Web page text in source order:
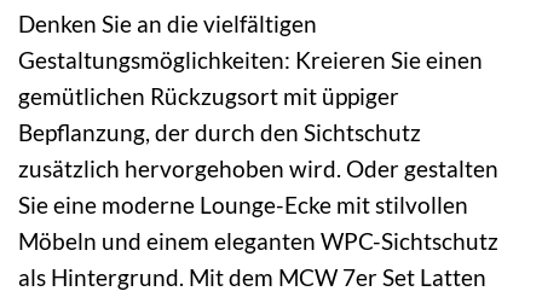
Denken Sie an die vielfältigen
Gestaltungsmöglichkeiten: Kreieren Sie einen
gemütlichen Rückzugsort mit üppiger
Bepflanzung, der durch den Sichtschutz
zusätzlich hervorgehoben wird. Oder gestalten
Sie eine moderne Lounge-Ecke mit stilvollen
Möbeln und einem eleganten WPC-Sichtschutz
als Hintergrund. Mit dem MCW 7er Set Latten